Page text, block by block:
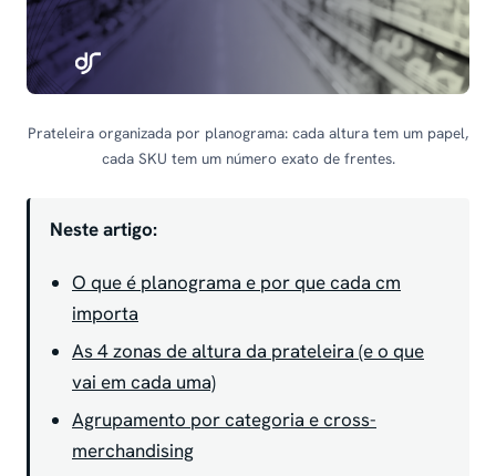
Prateleira organizada por planograma: cada altura tem um papel,
cada SKU tem um número exato de frentes.
Neste artigo:
O que é planograma e por que cada cm
importa
As 4 zonas de altura da prateleira (e o que
vai em cada uma)
Agrupamento por categoria e cross-
merchandising